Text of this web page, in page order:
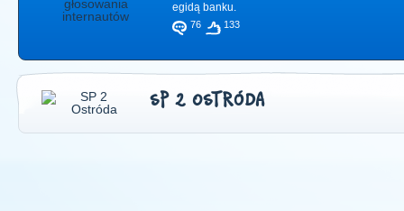
egidą banku.
76 133
SP 2 OSTRÓDA